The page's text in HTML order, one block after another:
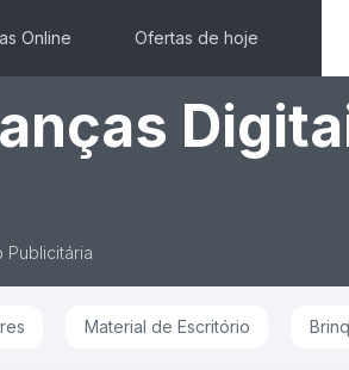
Online Ofertas de hoje
Publicitária
Material de Escritório